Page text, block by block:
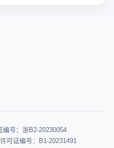
号：浙B2-20230054
可证编号：B1-20231491